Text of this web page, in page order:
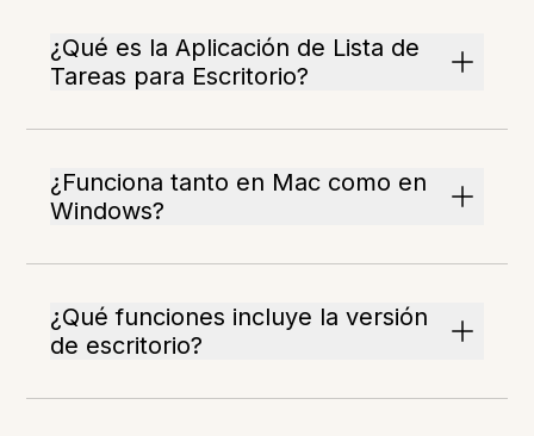
¿Qué es la Aplicación de Lista de
Tareas para Escritorio?
¿Funciona tanto en Mac como en
Windows?
¿Qué funciones incluye la versión
de escritorio?